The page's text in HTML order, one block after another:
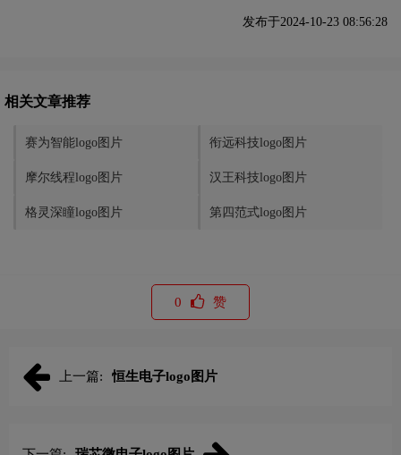
发布于2024-10-23 08:56:28
相关文章推荐
赛为智能logo图片 衔远科技logo图片
摩尔线程logo图片 汉王科技logo图片
格灵深瞳logo图片 第四范式logo图片
0 赞
上一篇: 恒生电子logo图片